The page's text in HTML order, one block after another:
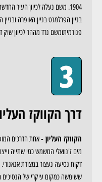
1904. משם נעלה לכיוון העיר
בניין הפרלמנט בניין האופרה
פנורמיתומשם נרד מההר לכיוון שוק
3
דרך הקווקז
הקווקז העליון -אחת הדרכים
דקות נסיעה נעצור במצודת